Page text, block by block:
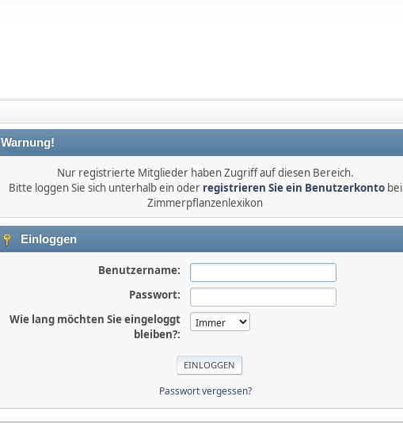
Warnung!
Nur registrierte Mitglieder haben Zugriff auf diesen Bereich.
Bitte loggen Sie sich unterhalb ein oder registrieren Sie ein Benutzerkontobei
Zimmerpflanzenlexikon
Einloggen
Benutzername:
Passwort:
Wie lang möchten Sie eingeloggt
bleiben?:
Passwort vergessen?